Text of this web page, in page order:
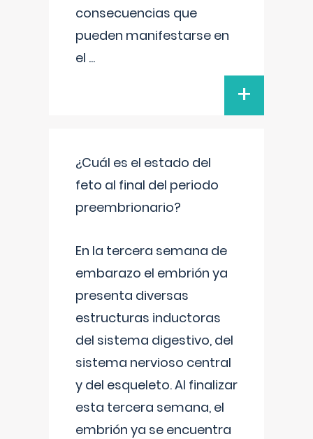
consecuencias que
pueden manifestarse en
el ...
+
¿Cuál es el estado del
feto al final del periodo
preembrionario?
En la tercera semana de
embarazo el embrión ya
presenta diversas
estructuras inductoras
del sistema digestivo, del
sistema nervioso central
y del esqueleto. Al finalizar
esta tercera semana, el
embrión ya se encuentra